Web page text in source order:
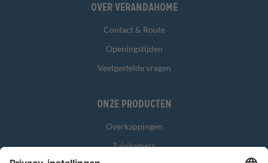
Over Verandahome
Contact & Route
Openingstijden
Veelgestelde vragen
Onze producten
Overkappingen
Tuinkamers